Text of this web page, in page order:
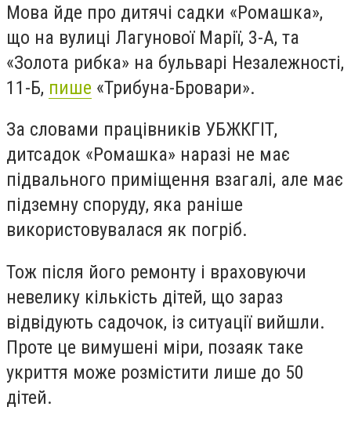
Мова йде про дитячі садки «Ромашка»,
що на вулиці Лагунової Марії, 3-А, та
«Золота рибка» на бульварі Незалежності,
11-Б, пише «Трибуна-Бровари».
За словами працівників УБЖКГІТ,
дитсадок «Ромашка» наразі не має
підвального приміщення взагалі, але має
підземну споруду, яка раніше
використовувалася як погріб.
Тож після його ремонту і враховуючи
невелику кількість дітей, що зараз
відвідують садочок, із ситуації вийшли.
Проте це вимушені міри, позаяк таке
укриття може розмістити лише до 50
дітей.